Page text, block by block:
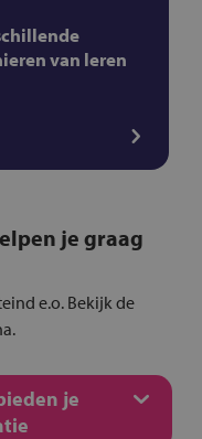
van leren
je graag
e.o. Bekijk de
je